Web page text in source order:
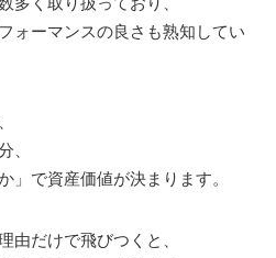
ォーマンスの良さも熟知してい
、
」で資産価値が決まります。
由だけで飛びつくと、